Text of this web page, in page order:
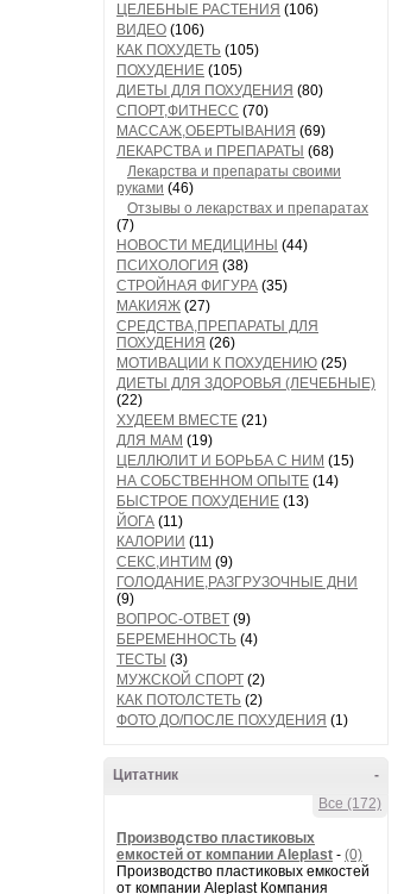
ЦЕЛЕБНЫЕ РАСТЕНИЯ (106)
ВИДЕО (106)
КАК ПОХУДЕТЬ (105)
ПОХУДЕНИЕ (105)
ДИЕТЫ ДЛЯ ПОХУДЕНИЯ (80)
СПОРТ,ФИТНЕСС (70)
МАССАЖ,ОБЕРТЫВАНИЯ (69)
ЛЕКАРСТВА и ПРЕПАРАТЫ (68)
Лекарства и препараты своими
руками (46)
Отзывы о лекарствах и препаратах
(7)
НОВОСТИ МЕДИЦИНЫ (44)
ПСИХОЛОГИЯ (38)
СТРОЙНАЯ ФИГУРА (35)
МАКИЯЖ (27)
СРЕДСТВА,ПРЕПАРАТЫ ДЛЯ
ПОХУДЕНИЯ (26)
МОТИВАЦИИ К ПОХУДЕНИЮ (25)
ДИЕТЫ ДЛЯ ЗДОРОВЬЯ (ЛЕЧЕБНЫЕ)
(22)
ХУДЕЕМ ВМЕСТЕ (21)
ДЛЯ МАМ (19)
ЦЕЛЛЮЛИТ И БОРЬБА С НИМ (15)
НА СОБСТВЕННОМ ОПЫТЕ (14)
БЫСТРОЕ ПОХУДЕНИЕ (13)
ЙОГА (11)
КАЛОРИИ (11)
СЕКС,ИНТИМ (9)
ГОЛОДАНИЕ,РАЗГРУЗОЧНЫЕ ДНИ
(9)
ВОПРОС-ОТВЕТ (9)
БЕРЕМЕННОСТЬ (4)
ТЕСТЫ (3)
МУЖСКОЙ СПОРТ (2)
КАК ПОТОЛСТЕТЬ (2)
ФОТО ДО/ПОСЛЕ ПОХУДЕНИЯ (1)
-
Цитатник
Все (172)
Производство пластиковых
емкостей от компании Aleplast - (0)
Производство пластиковых емкостей
от компании Aleplast Компания